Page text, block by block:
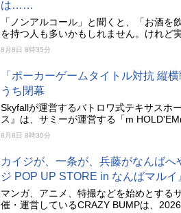
は……
「ノンアルコール」と聞くと、「お酒
を持つ人も多いかもしれません。けれど
8月8日 8時35分
「ポーカーゲームタイトル対抗 縦
うち閉幕
Skyfallが運営するバトロワ式テキサスホ
ス』は、サミーが運営する「m
8月8日 8時30分
カイジが、一条が、兵藤がなんば
ジ POP UP STORE in なんばマル
マンガ、アニメ、特撮などを始めとする
催・運営しているCRAZY BUMPは、